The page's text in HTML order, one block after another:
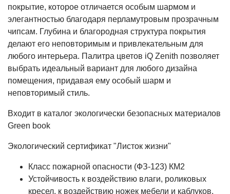
покрытие, которое отличается особым шармом и
элегантностью благодаря перламутровым прозрачным
чипсам. Глубина и благородная структура покрытия
делают его неповторимым и привлекательным для
любого интерьера. Палитра цветов iQ Zenith позволяет
выбрать идеальный вариант для любого дизайна
помещения, придавая ему особый шарм и
неповторимый стиль.
Входит в каталог экологически безопасных материалов
Green book
Экологический сертификат "Листок жизни"
Класс пожарной опасности (ФЗ-123) КМ2
Устойчивость к воздействию влаги, роликовых
кресел, к воздействию ножек мебели и каблуков,